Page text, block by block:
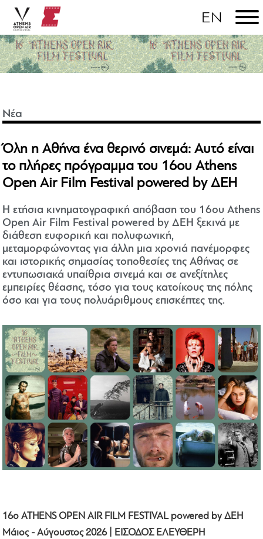
Νέα
Όλη η Αθήνα ένα θερινό σινεμά: Αυτό είναι
το πλήρες πρόγραμμα του 16ου Athens
Open Air Film Festival powered by ΔΕΗ
Η ετήσια κινηματογραφική απόβαση του 16ου Athens
Open Air Film Festival powered by ΔΕΗ ξεκινά με
διάθεση ευφορική και πολυφωνική,
μεταμορφώνοντας για άλλη μια χρονιά πανέμορφες
και ιστορικής σημασίας τοποθεσίες της Αθήνας σε
εντυπωσιακά υπαίθρια σινεμά και σε ανεξίτηλες
εμπειρίες θέασης, τόσο για τους κατοίκους της πόλης
όσο και για τους πολυάριθμους επισκέπτες της.
16ο ATHENS OPEN AIR FILM FESTIVAL powered by ΔΕΗ
Μάιος - Αύγουστος 2026 | ΕΙΣΟΔΟΣ ΕΛΕΥΘΕΡΗ